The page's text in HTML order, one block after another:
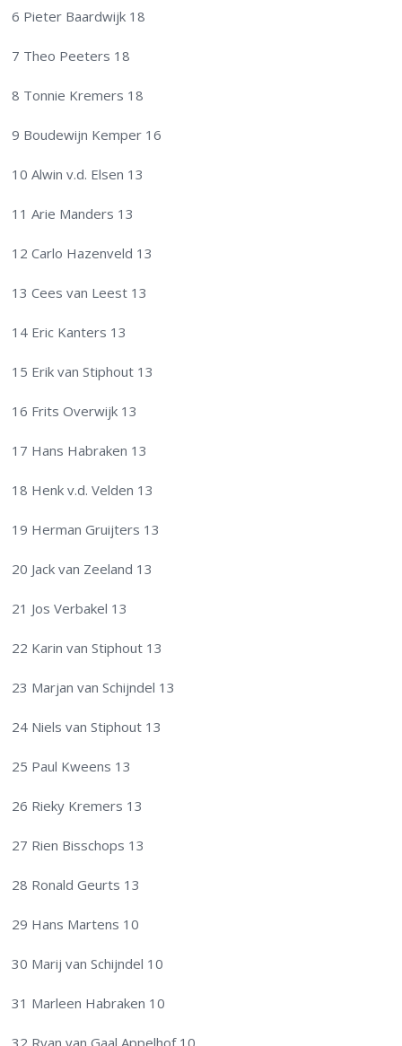
6 Pieter Baardwijk 18
7 Theo Peeters 18
8 Tonnie Kremers 18
9 Boudewijn Kemper 16
10 Alwin v.d. Elsen 13
11 Arie Manders 13
12 Carlo Hazenveld 13
13 Cees van Leest 13
14 Eric Kanters 13
15 Erik van Stiphout 13
16 Frits Overwijk 13
17 Hans Habraken 13
18 Henk v.d. Velden 13
19 Herman Gruijters 13
20 Jack van Zeeland 13
21 Jos Verbakel 13
22 Karin van Stiphout 13
23 Marjan van Schijndel 13
24 Niels van Stiphout 13
25 Paul Kweens 13
26 Rieky Kremers 13
27 Rien Bisschops 13
28 Ronald Geurts 13
29 Hans Martens 10
30 Marij van Schijndel 10
31 Marleen Habraken 10